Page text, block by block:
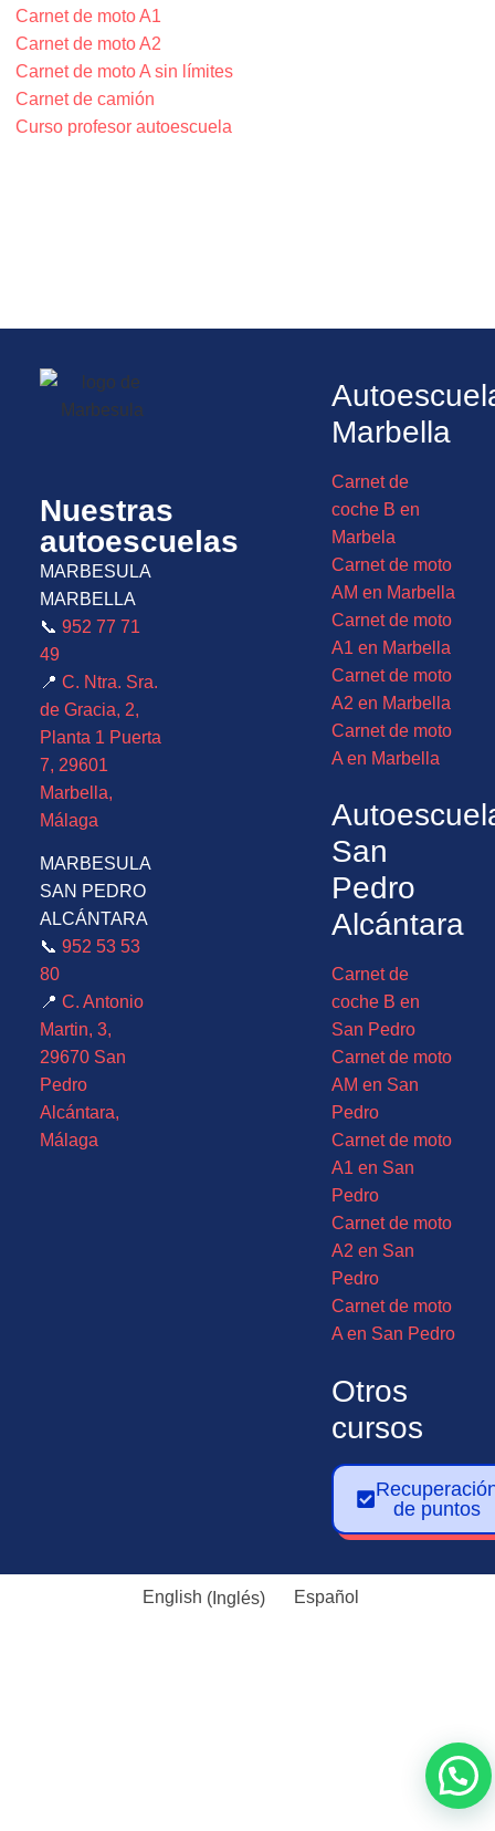
Carnet de moto A1
Carnet de moto A2
Carnet de moto A sin límites
Carnet de camión
Curso profesor autoescuela
Nuestras
autoescuelas
MARBESULA
MARBELLA
📞 952 77 71
49
📍 C. Ntra. Sra.
de Gracia, 2,
Planta 1 Puerta
7, 29601
Marbella,
Málaga
MARBESULA
SAN PEDRO
ALCÁNTARA
📞 952 53 53
80
📍 C. Antonio
Martin, 3,
29670 San
Pedro
Alcántara,
Málaga
Marbella
Carnet de
coche B en
Marbela
Carnet de moto
AM en Marbella
Carnet de moto
A1 en Marbella
Carnet de moto
A2 en Marbella
Carnet de moto
A en Marbella
San
Pedro
Alcántara
Carnet de
coche B en
San Pedro
Carnet de moto
AM en San
Pedro
Carnet de moto
A1 en San
Pedro
Carnet de moto
A2 en San
Pedro
Carnet de moto
A en San Pedro
Otros
cursos
de puntos
English (Inglés) Español